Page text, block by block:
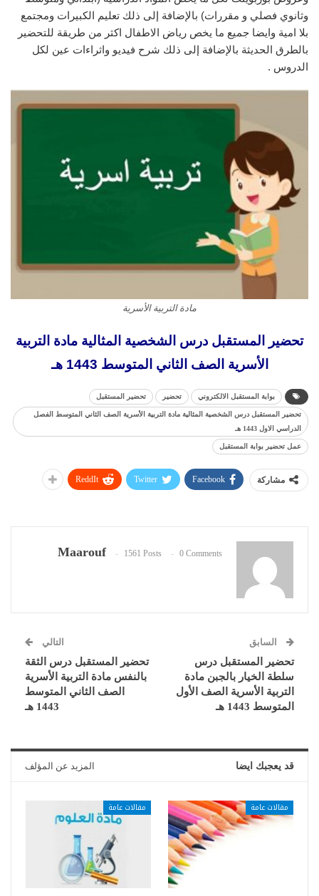
وثانوي فصلي و مقررات) بالإضافة إلى ذلك تعليم الكبيرات ومجتمع
بلا امية وايضا جميع ما يخص رياض الاطفال اكثر من طريقة للتحضير
بالطرق الحديثة بالإضافة إلى ذلك شرح فيديو واثراءات عين لكل
الدروس .
مادة التربية الأسرية
تحضير المستقبل درس الشخصية المثالية مادة التربية
الأسرية الصف الثاني المتوسط 1443 هـ
بوابة المستقبل الالكتروني تحضير تحضير المستقبل
تحضير المستقبل درس الشخصية المثالية مادة التربية الأسرية الصف الثاني المتوسط الفصل
الدراسي الاول 1443 هـ
عمل تحضير بوابة المستقبل
مشاركة Facebook
Twitter
ReddIt
Maarouf 1561 Posts 0 Comments
السابق
تحضير المستقبل درس
سلطة الخيار بالجبن مادة
التربية الأسرية الصف الأول
المتوسط 1443 هـ
التالي
تحضير المستقبل درس الثقة
بالنفس مادة التربية الأسرية
الصف الثاني المتوسط
1443 هـ
قد يعجبك ايضا المزيد عن المؤلف
مقالات عامة مقالات عامة